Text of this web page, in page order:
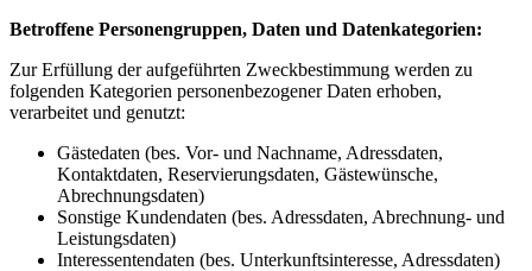
Betroffene Personengruppen, Daten und Datenkategorien:
Zur Erfüllung der aufgeführten Zweckbestimmung werden zu
folgenden Kategorien personenbezogener Daten erhoben,
verarbeitet und genutzt:
Gästedaten (bes. Vor- und Nachname, Adressdaten,
Kontaktdaten, Reservierungsdaten, Gästewünsche,
Abrechnungsdaten)
Sonstige Kundendaten (bes. Adressdaten, Abrechnung- und
Leistungsdaten)
Interessentendaten (bes. Unterkunftsinteresse, Adressdaten)